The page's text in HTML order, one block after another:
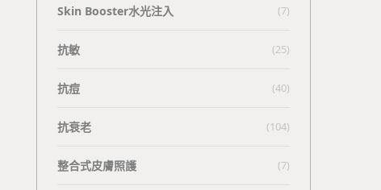
Skin Booster水光注入 (7)
抗敏 (25)
抗痘 (40)
抗衰老 (104)
整合式皮膚照護 (7)